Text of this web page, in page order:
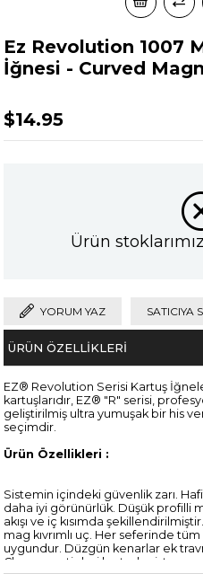
Ez Revolution 1007
İğnesi - Curved
$14.95
Ürün
YORUM YAZ SATICIYA
ÜRÜN ÖZELLIKLERI
EZ® Revolution Serisi Kartuş
kartuşlarıdır, EZ® "R" serisi,
geliştirilmiş ultra yumuşak bir his
seçimdir.
Ürün Özellikleri :
Sistemin içindeki güvenlik zarı.
daha iyi görünürlük. Düşük profilli
akışı ve iç kısımda
mag kıvrımlı uç. Her seferinde
uygundur. Düzgün kenarlar ek
Cheyenne tipleri kartuşlu sistem